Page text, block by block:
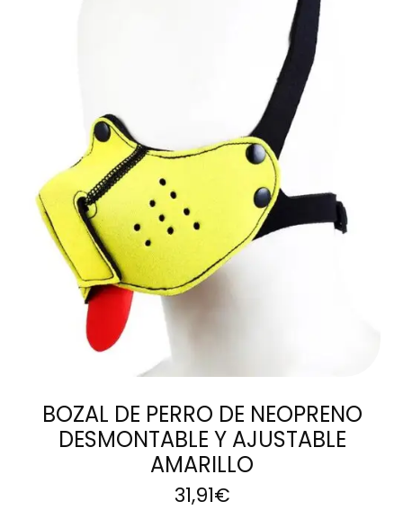
CARRITO
BOZAL DE PERRO DE NEOPRENO
DESMONTABLE Y AJUSTABLE
AMARILLO
31,91€